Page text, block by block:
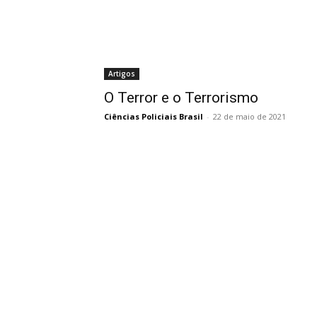
Artigos
O Terror e o Terrorismo
Ciências Policiais Brasil - 22 de maio de 2021